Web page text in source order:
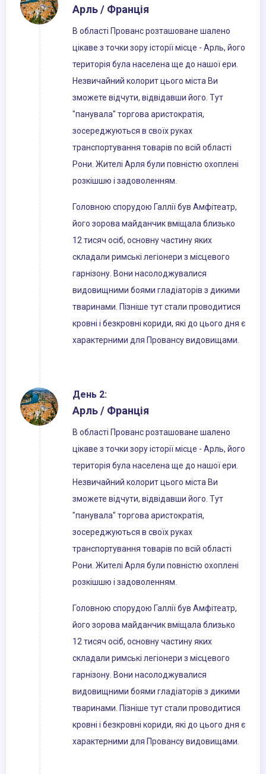
Арль / Франція
В області Прованс розташоване шалено
цікаве з точки зору історії місце - Арль, його
територія була населена ще до нашої ери.
Незвичайний колорит цього міста Ви
зможете відчути, відвідавши його. Тут
"панувала" торгова аристократія,
зосереджуються в своїх руках
транспортування товарів по всій області
Рони. Жителі Арля були повністю охоплені
розкішшю і задоволенням.
Головною спорудою Галлії був Амфітеатр,
його зорова майданчик вміщала близько
12 тисяч осіб, основну частину яких
складали римські легіонери з місцевого
гарнізону. Вони насолоджувалися
видовищними боями гладіаторів з дикими
тваринами. Пізніше тут стали проводитися
кровні і безкровні кориди, які до цього дня є
характерними для Провансу видовищами.
День 2:
Арль / Франція
В області Прованс розташоване шалено
цікаве з точки зору історії місце - Арль, його
територія була населена ще до нашої ери.
Незвичайний колорит цього міста Ви
зможете відчути, відвідавши його. Тут
"панувала" торгова аристократія,
зосереджуються в своїх руках
транспортування товарів по всій області
Рони. Жителі Арля були повністю охоплені
розкішшю і задоволенням.
Головною спорудою Галлії був Амфітеатр,
його зорова майданчик вміщала близько
12 тисяч осіб, основну частину яких
складали римські легіонери з місцевого
гарнізону. Вони насолоджувалися
видовищними боями гладіаторів з дикими
тваринами. Пізніше тут стали проводитися
кровні і безкровні кориди, які до цього дня є
характерними для Провансу видовищами.